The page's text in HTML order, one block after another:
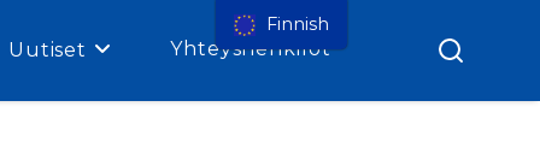
Uutiset Yhteyshenkilöt
Finnish